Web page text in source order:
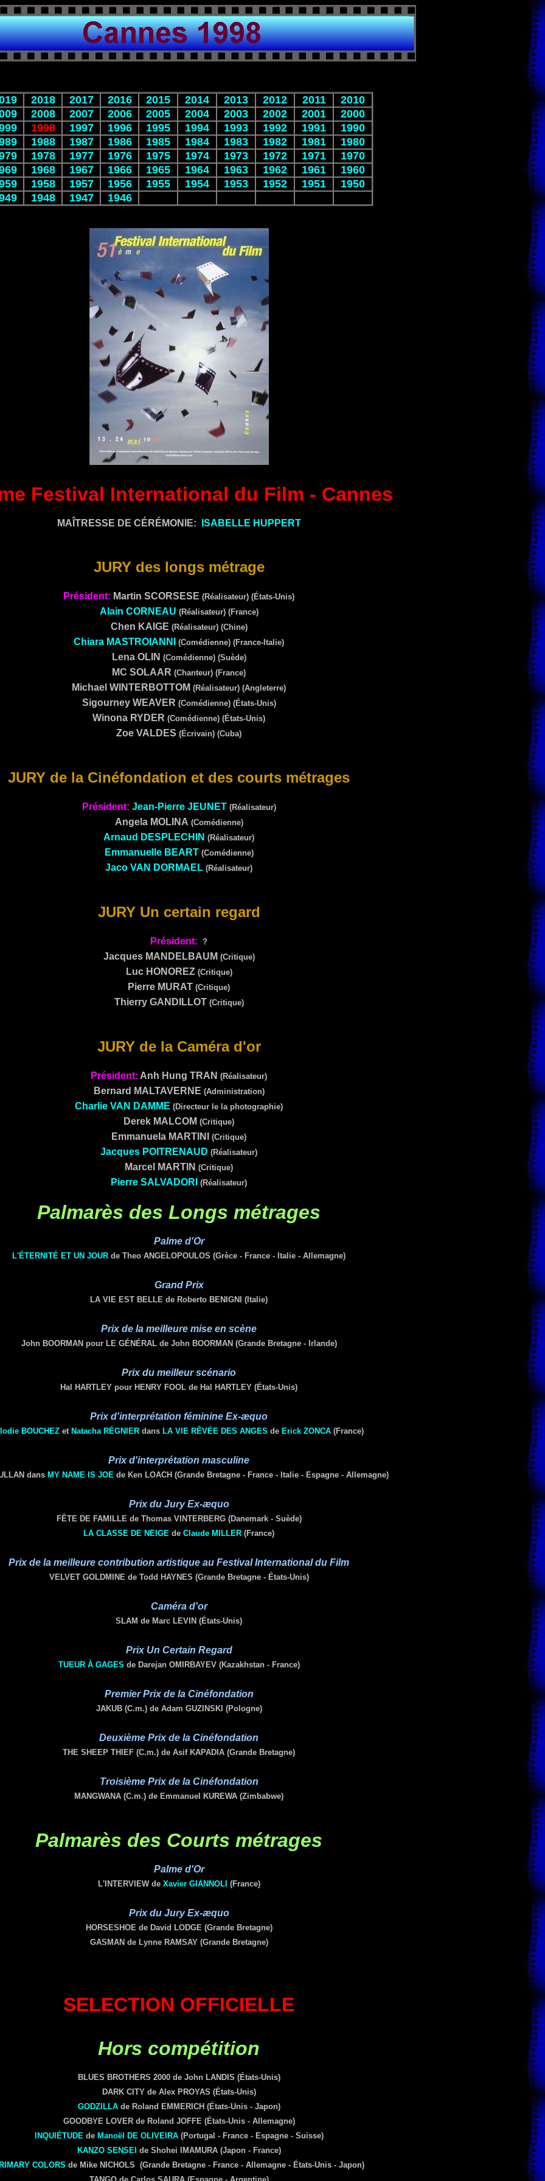
2018 2017 2016 2015 2014 2013 2012 2011
2010
2008 2007 2006 2005 2004 2003 2002 2001
2000
1998 1997 1996 1995 1994 1993 1992 1991
1990
1988 1987 1986 1985 1984 1983 1982 1981
1980
1978 1977 1976 1975 1974 1973 1972 1971
1970
1968 1967 1966 1965 1964 1963 1962 1961
1960
1958 1957 1956 1955 1954 1953 1952 1951
1950
1948 1947 1946
Festival International du Film - Cannes
MAÎTRESSE DE CÉRÉMONIE: ISABELLE HUPPERT
JURY des longs métrage
Président: Martin SCORSESE (Réalisateur) (États-Unis)
Alain CORNEAU (Réalisateur) (France)
Chen KAIGE (Réalisateur) (Chine)
Chiara MASTROIANNI (Comédienne) (France-Italie)
Lena OLIN (Comédienne) (Suède)
MC SOLAAR (Chanteur) (France)
Michael WINTERBOTTOM (Réalisateur) (Angleterre)
Sigourney WEAVER (Comédienne) (États-Unis)
Winona RYDER (Comédienne) (États-Unis)
Zoe VALDES (Écrivain) (Cuba)
JURY de la Cinéfondation et des courts métrages
Président: Jean-Pierre JEUNET (Réalisateur)
Angela MOLINA (Comédienne)
Arnaud DESPLECHIN (Réalisateur)
Emmanuelle BEART (Comédienne)
Jaco VAN DORMAEL (Réalisateur)
JURY Un certain regard
Président: ?
Jacques MANDELBAUM (Critique)
Luc HONOREZ(Critique)
Pierre MURAT (Critique)
Thierry GANDILLOT (Critique)
JURY de la Caméra d'or
Président: Anh Hung TRAN (Réalisateur)
Bernard MALTAVERNE (Administration)
Charlie VAN DAMME (Directeur le la photographie)
Derek MALCOM (Critique)
Emmanuela MARTINI (Critique)
Jacques POITRENAUD (Réalisateur)
Marcel MARTIN (Critique)
Pierre SALVADORI (Réalisateur)
Palmarès des Longs métrages
Palme d'Or
L'ÉTERNITÉ ET UN JOUR de Theo ANGELOPOULOS (Grèce - France - Italie - Allemagne)
Grand Prix
LA VIE EST BELLE de Roberto BENIGNI (Italie)
Prix de la meilleure mise en scène
John BOORMAN pour LE GÉNÉRALde John BOORMAN (Grande Bretagne - Irlande)
Prix du meilleurscénario
Hal HARTLEY pour HENRY FOOL de Hal HARTLEY (États-Unis)
Prix d'interprétation féminine Ex-æquo
BOUCHEZet Natacha RÉGNIERdans LA VIE RÊVÉE DES ANGES de Erick ZONCA(France)
Prix d'interprétation masculine
dans MY NAME IS JOEde Ken LOACH (Grande Bretagne -France - Italie - Espagne - Allemagne)
Prix du JuryEx-æquo
FÊTE DE FAMILLE de Thomas VINTERBERG (Danemark - Suède)
LA CLASSE DE NEIGE de Claude MILLER (France)
Prix de la meilleure contribution artistique au Festival International du Film
VELVET GOLDMINE de Todd HAYNES (Grande Bretagne - États-Unis)
Caméra d'or
SLAM de Marc LEVIN (États-Unis)
Prix Un Certain Regard
TUEUR À GAGES de Darejan OMIRBAYEV (Kazakhstan -France)
Premier Prix de la Cinéfondation
JAKUB (C.m.) de Adam GUZINSKI (Pologne)
Deuxième Prix de la Cinéfondation
THE SHEEP THIEF (C.m.) de Asif KAPADIA (Grande Bretagne)
Troisième Prix de la Cinéfondation
MANGWANA (C.m.) de Emmanuel KUREWA (Zimbabwe)
Palmarès des Courts métrages
Palme d'Or
L'INTERVIEW de Xavier GIANNOLI (France)
Prix du Jury Ex-æquo
HORSESHOE de David LODGE(Grande Bretagne)
GASMAN de Lynne RAMSAY(Grande Bretagne)
SELECTION OFFICIELLE
Hors compétition
BLUES BROTHERS 2000 de John LANDIS (États-Unis)
DARK CITY de Alex PROYAS (États-Unis)
GODZILLAde Roland EMMERICH (États-Unis - Japon)
GOODBYE LOVER de Roland JOFFE (États-Unis - Allemagne)
INQUIÉTUDEde Manoël DE OLIVEIRA(Portugal - France - Espagne - Suisse)
KANZO SENSEI de Shohei IMAMURA (Japon - France)
COLORS de Mike NICHOLS (Grande Bretagne - France - Allemagne - États-Unis - Japon)